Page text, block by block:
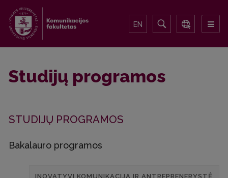
EN
Studijų programos
STUDIJŲ PROGRAMOS
Bakalauro programos
INOVATYVI KOMUNIKACIJA IR ANTREPRENERYSTĖ